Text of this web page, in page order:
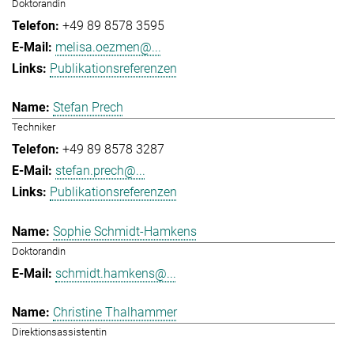
Doktorandin
+49 89 8578 3595
melisa.oezmen@...
Publikationsreferenzen
Stefan Prech
Techniker
+49 89 8578 3287
stefan.prech@...
Publikationsreferenzen
Sophie Schmidt-Hamkens
Doktorandin
schmidt.hamkens@...
Christine Thalhammer
Direktionsassistentin